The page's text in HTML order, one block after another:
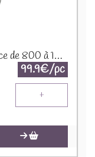
Améthyste - Mini Cut Base - Pièce de 800 à 1000 Gr 64059
99.9€/pc
+